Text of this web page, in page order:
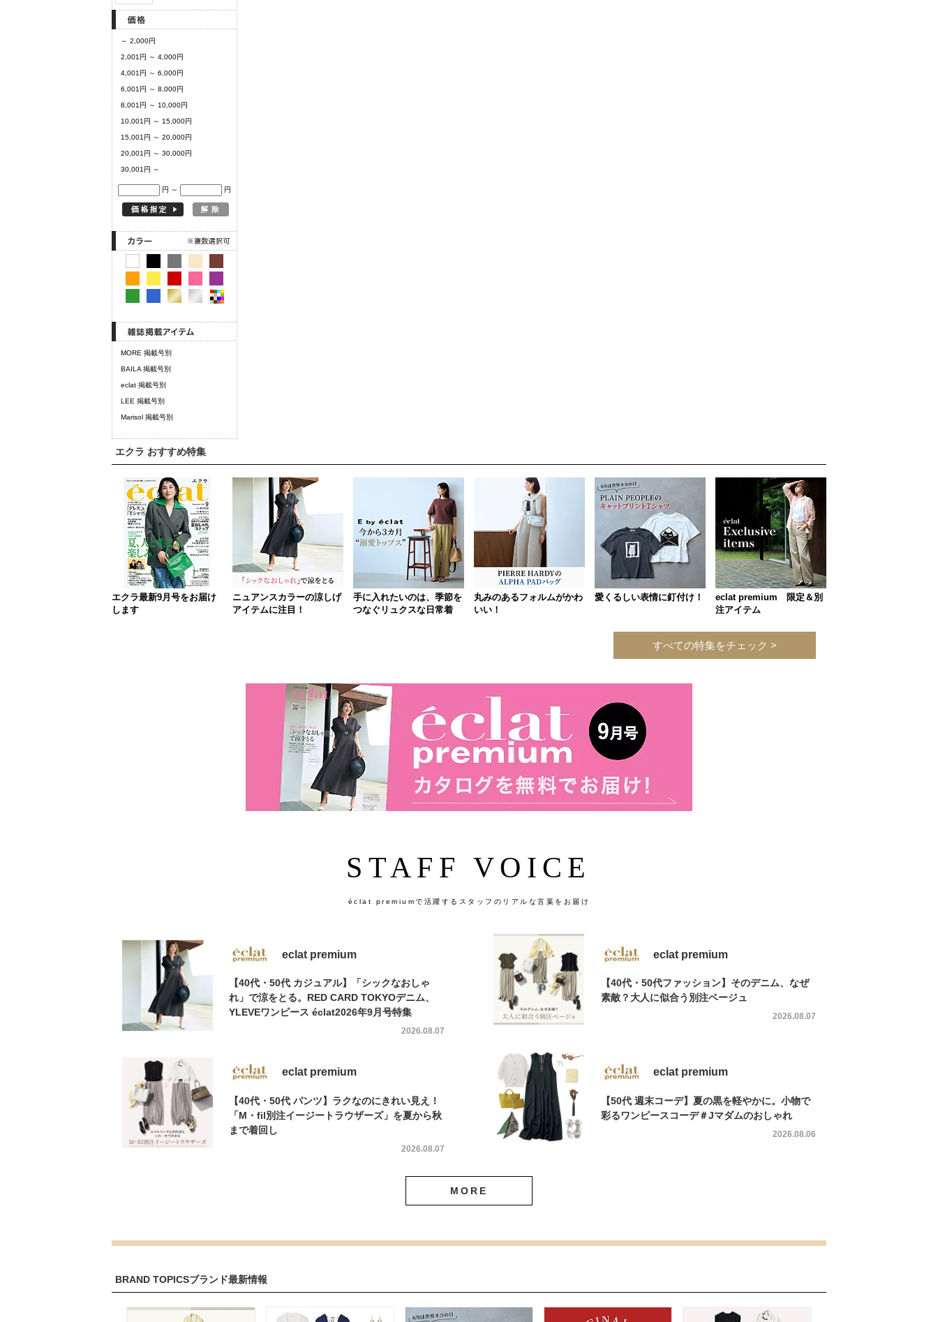
～ 2,000円
2,001円 ～ 4,000円
4,001円 ～ 6,000円
6,001円 ～ 8,000円
8,001円 ～ 10,000円
10,001円 ～ 15,000円
15,001円 ～ 20,000円
20,001円 ～ 30,000円
30,001円 ～
円 ～ 円
MORE 掲載号別
BAILA 掲載号別
eclat 掲載号別
LEE 掲載号別
Marisol 掲載号別
エクラ おすすめ特集
エクラ最新9月号をお届け
します
ニュアンスカラーの涼しげ
アイテムに注目！
手に入れたいのは、季節を
つなぐリュクスな日常着
丸みのあるフォルムがかわ
いい！
愛くるしい表情に釘付け！
eclat premium 限定＆別
注アイテム
すべての特集をチェック >
STAFF VOICE
éclat premiumで活躍するスタッフのリアルな言葉をお届け
eclat premium
【40代・50代 カジュアル】「シックなおしゃ
れ」で涼をとる。RED CARD TOKYOデニム、
YLEVEワンピース éclat2026年9月号特集
2026.08.07
eclat premium
【40代・50代ファッション】そのデニム、なぜ
素敵？大人に似合う別注ベージュ
2026.08.07
eclat premium
【40代・50代 パンツ】ラクなのにきれい見え！
「M・fil別注イージートラウザーズ」を夏から秋
まで着回し
2026.08.07
eclat premium
【50代 週末コーデ】夏の黒を軽やかに。小物で
彩るワンピースコーデ＃Jマダムのおしゃれ
2026.08.06
MORE
BRAND TOPICSブランド最新情報